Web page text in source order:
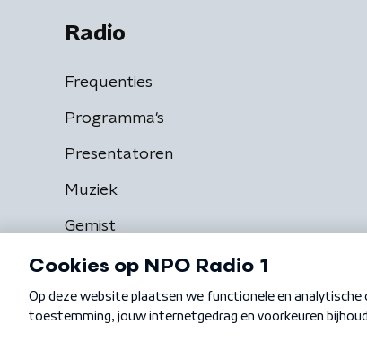
Radio
Frequenties
Programma's
Presentatoren
Muziek
Gemist
Algemene voorwaarden Privacybeleid